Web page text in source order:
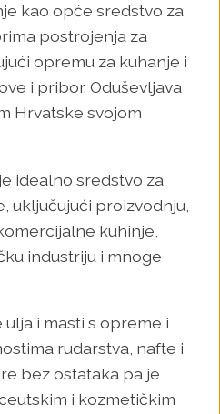
kao opće sredstvo za
postrojenja za
opremu za kuhanje i
i pribor. Oduševljava
Hrvatske svojom
idealno sredstvo za
uključujući proizvodnju,
kuhinje,
industriju i mnoge
i masti s opreme i
rudarstva, nafte i
bez ostataka pa je
i kozmetičkim